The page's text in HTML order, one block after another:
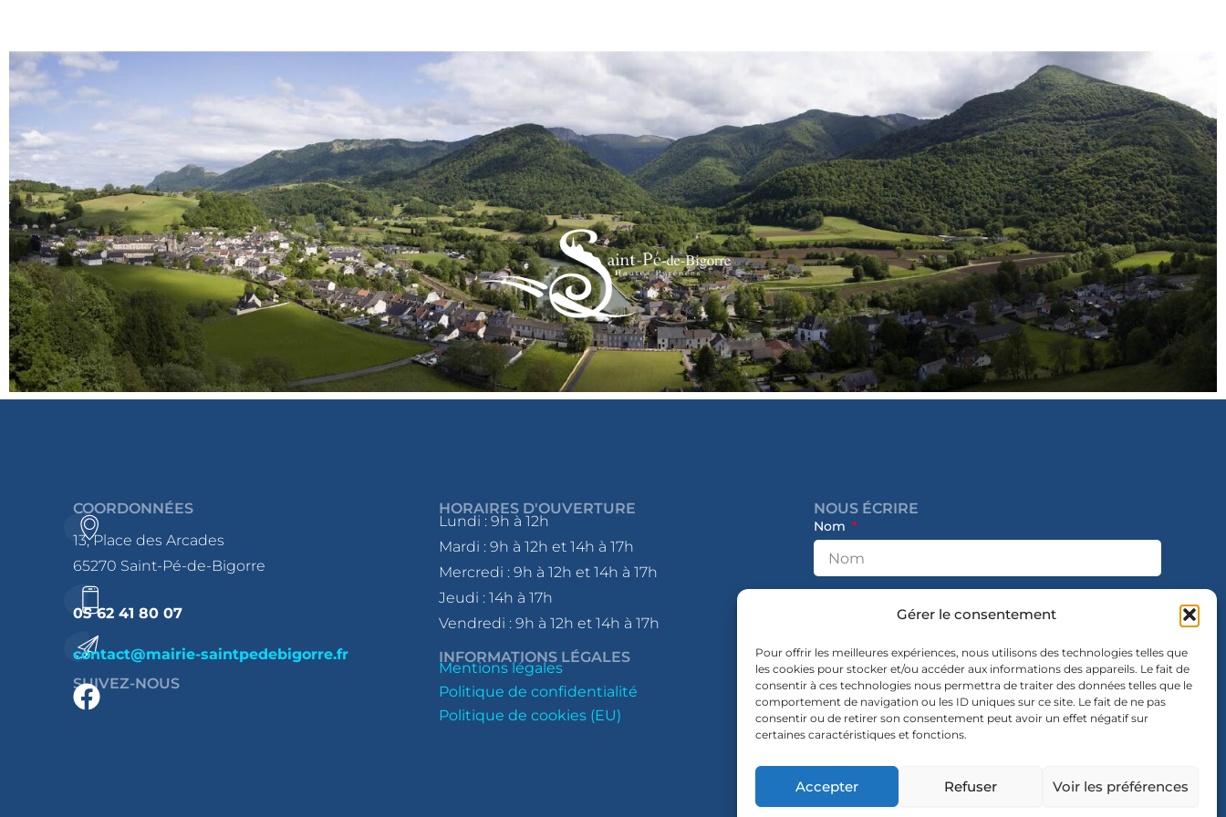
Gérer le consentement
Pour offrir les meilleures expériences, nous utilisons des technologies telles que
les cookies pour stocker et/ou accéder aux informations des appareils. Le fait de
consentir à ces technologies nous permettra de traiter des données telles que le
comportement de navigation ou les ID uniques sur ce site. Le fait de ne pas
consentir ou de retirer son consentement peut avoir un effet négatif sur
certaines caractéristiques et fonctions.
Accepter Refuser Voir les préférences
COORDONNÉES
13, Place des Arcades
65270 Saint-Pé-de-Bigorre
05 62 41 80 07
contact@mairie-saintpedebigorre.fr
SUIVEZ-NOUS
HORAIRES D'OUVERTURE
Lundi : 9h à 12h
Mardi : 9h à 12h et 14h à 17h
Mercredi : 9h à 12h et 14h à 17h
Jeudi : 14h à 17h
Vendredi : 9h à 12h et 14h à 17h
INFORMATIONS LÉGALES
Mentions légales
Politique de confidentialité
Politique de cookies (EU)
NOUS ÉCRIRE
Nom
Message